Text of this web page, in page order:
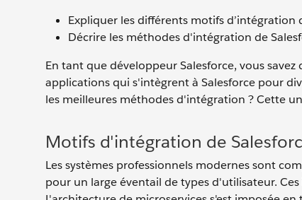
Expliquer les différents motifs d’intégration
Décrire les méthodes d'intégration de
En tant que développeur Salesforce, vous
applications qui s'intègrent à Salesforce pour
les meilleures méthodes d'intégration ? Cette
Motifs d'intégration de
Les systèmes professionnels modernes sont
pour un large éventail de types d'utilisateur.